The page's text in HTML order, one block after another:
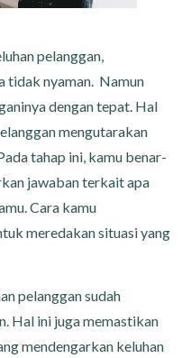
pelanggan,
tidak nyaman. Namun
dengan tepat. Hal
mengutarakan
tahap ini, kamu benar-
jawaban terkait apa
Cara kamu
meredakan situasi yang
pelanggan sudah
Hal ini juga memastikan
mendengarkan keluhan